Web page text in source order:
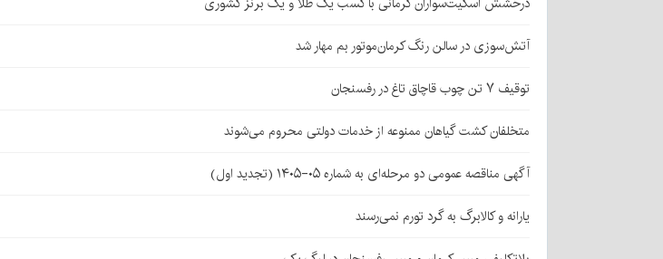
آتش‌سوزی در سالن رنگ کرمان‌موتور بم مهار شد
توقیف ۷ تن چوب قاچاق تاغ در رفسنجان
متخلفان کشت گیاهان ممنوعه از خدمات دولتی محروم می‌شوند
آگهی مناقصه عمومی دو مرحله‌ای به شماره ۰۵-۱۴۰۵ (تجدید اول)
یارانه و کالابرگ به گرد تورم نمی‌رسند